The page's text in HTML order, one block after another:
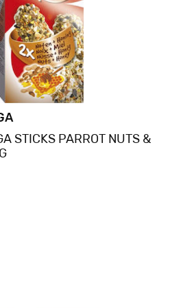
STICKS PARROT NUTS &